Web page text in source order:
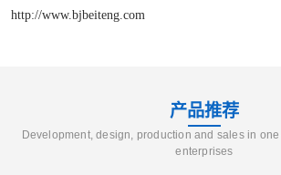
http://www.bjbeiteng.com
产品推荐
Development, design, production and sales in
enterprises